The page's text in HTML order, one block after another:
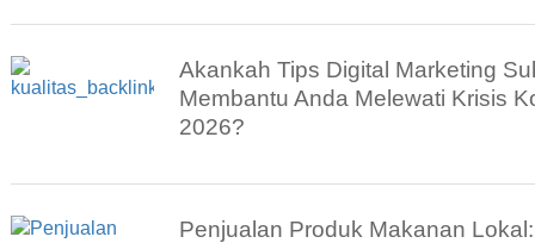
Akankah Tips Digital Marketing
Membantu Anda Melewati Krisis
2026?
Penjualan Produk Makanan